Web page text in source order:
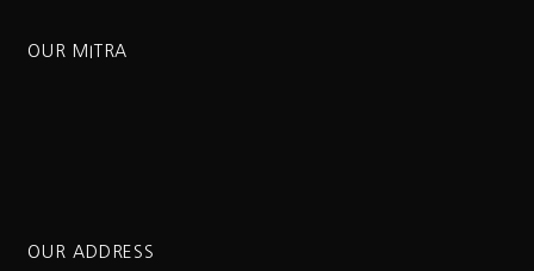
OUR MITRA
OUR ADDRESS